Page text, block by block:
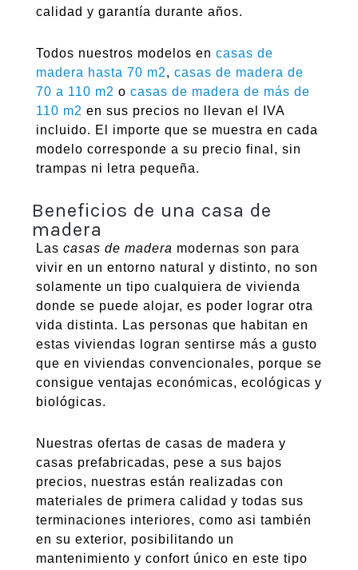
calidad y garantía durante años.
Todos nuestros modelos en casas de
madera hasta 70 m2, casas de madera de
70 a 110 m2 o casas de madera de más de
110 m2 en sus precios no llevan el IVA
incluido. El importe que se muestra en cada
modelo corresponde a su precio final, sin
trampas ni letra pequeña.
Beneficios de una casa de
madera
Las casas de madera modernas son para
vivir en un entorno natural y distinto, no son
solamente un tipo cualquiera de vivienda
donde se puede alojar, es poder lograr otra
vida distinta. Las personas que habitan en
estas viviendas logran sentirse más a gusto
que en viviendas convencionales, porque se
consigue ventajas económicas, ecológicas y
biológicas.
Nuestras ofertas de casas de madera y
casas prefabricadas, pese a sus bajos
precios, nuestras están realizadas con
materiales de primera calidad y todas sus
terminaciones interiores, como asi también
en su exterior, posibilitando un
mantenimiento y confort único en este tipo